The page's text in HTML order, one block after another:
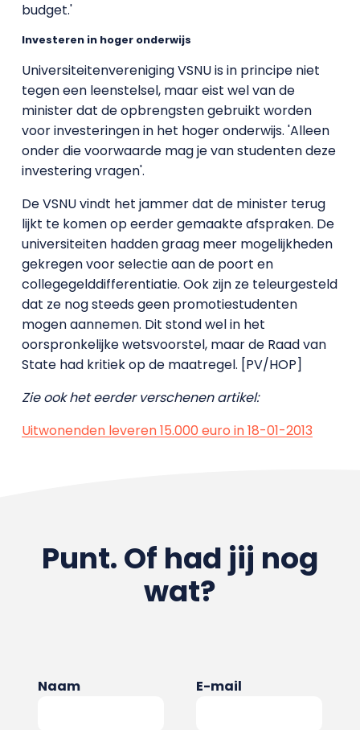
budget.'
Investeren in hoger onderwijs
Universiteitenvereniging VSNU is in principe niet
tegen een leenstelsel, maar eist wel van de
minister dat de opbrengsten gebruikt worden
voor investeringen in het hoger onderwijs. 'Alleen
onder die voorwaarde mag je van studenten deze
investering vragen'.
De VSNU vindt het jammer dat de minister terug
lijkt te komen op eerder gemaakte afspraken. De
universiteiten hadden graag meer mogelijkheden
gekregen voor selectie aan de poort en
collegegelddifferentiatie. Ook zijn ze teleurgesteld
dat ze nog steeds geen promotiestudenten
mogen aannemen. Dit stond wel in het
oorspronkelijke wetsvoorstel, maar de Raad van
State had kritiek op de maatregel. [PV/HOP]
Zie ook het eerder verschenen artikel:
Uitwonenden leveren 15.000 euro in 18-01-2013
Punt. Of had jij nog
wat?
Naam E-mail